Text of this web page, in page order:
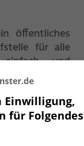
öffentliches
für alle
und
oder deine
für Folgendes